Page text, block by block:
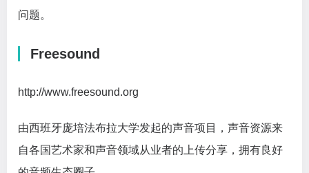
问题。
Freesound
http://www.freesound.org
由西班牙庞培法布拉大学发起的声音项目，声音资源来
自各国艺术家和声音领域从业者的上传分享，拥有良好